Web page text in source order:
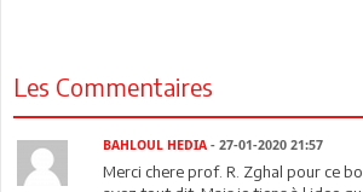
Les Commentaires
BAHLOUL HEDIA - 27-01-2020 21:57
Merci chere prof. R. Zghal pour ce